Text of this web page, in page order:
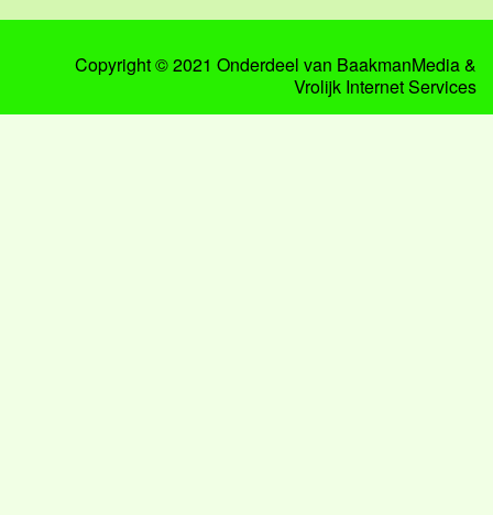
Copyright © 2021 Onderdeel van BaakmanMedia&
Vrolijk Internet Services